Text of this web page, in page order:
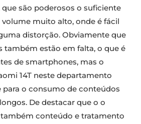
são poderosos o suficiente
muito alto, onde é fácil
distorção. Obviamente que
também estão em falta, o que é
de smartphones, mas o
14T neste departamento
para o consumo de conteúdos
De destacar que o o
também conteúdo e tratamento